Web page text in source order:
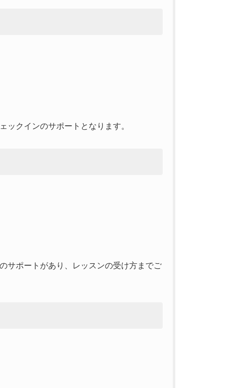
ックインのサポートとなります。
サポートがあり、レッスンの受け方までご